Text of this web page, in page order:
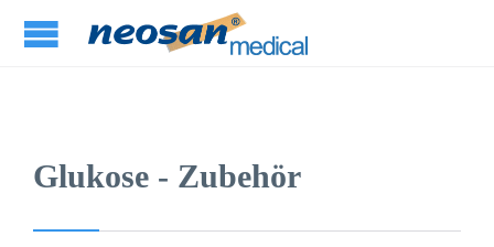
Glukose - Zubehör